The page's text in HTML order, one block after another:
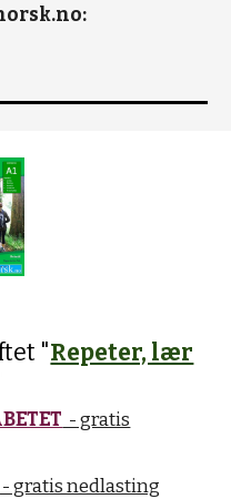
"Repeter, lær
- gratis
- gratis nedlasting